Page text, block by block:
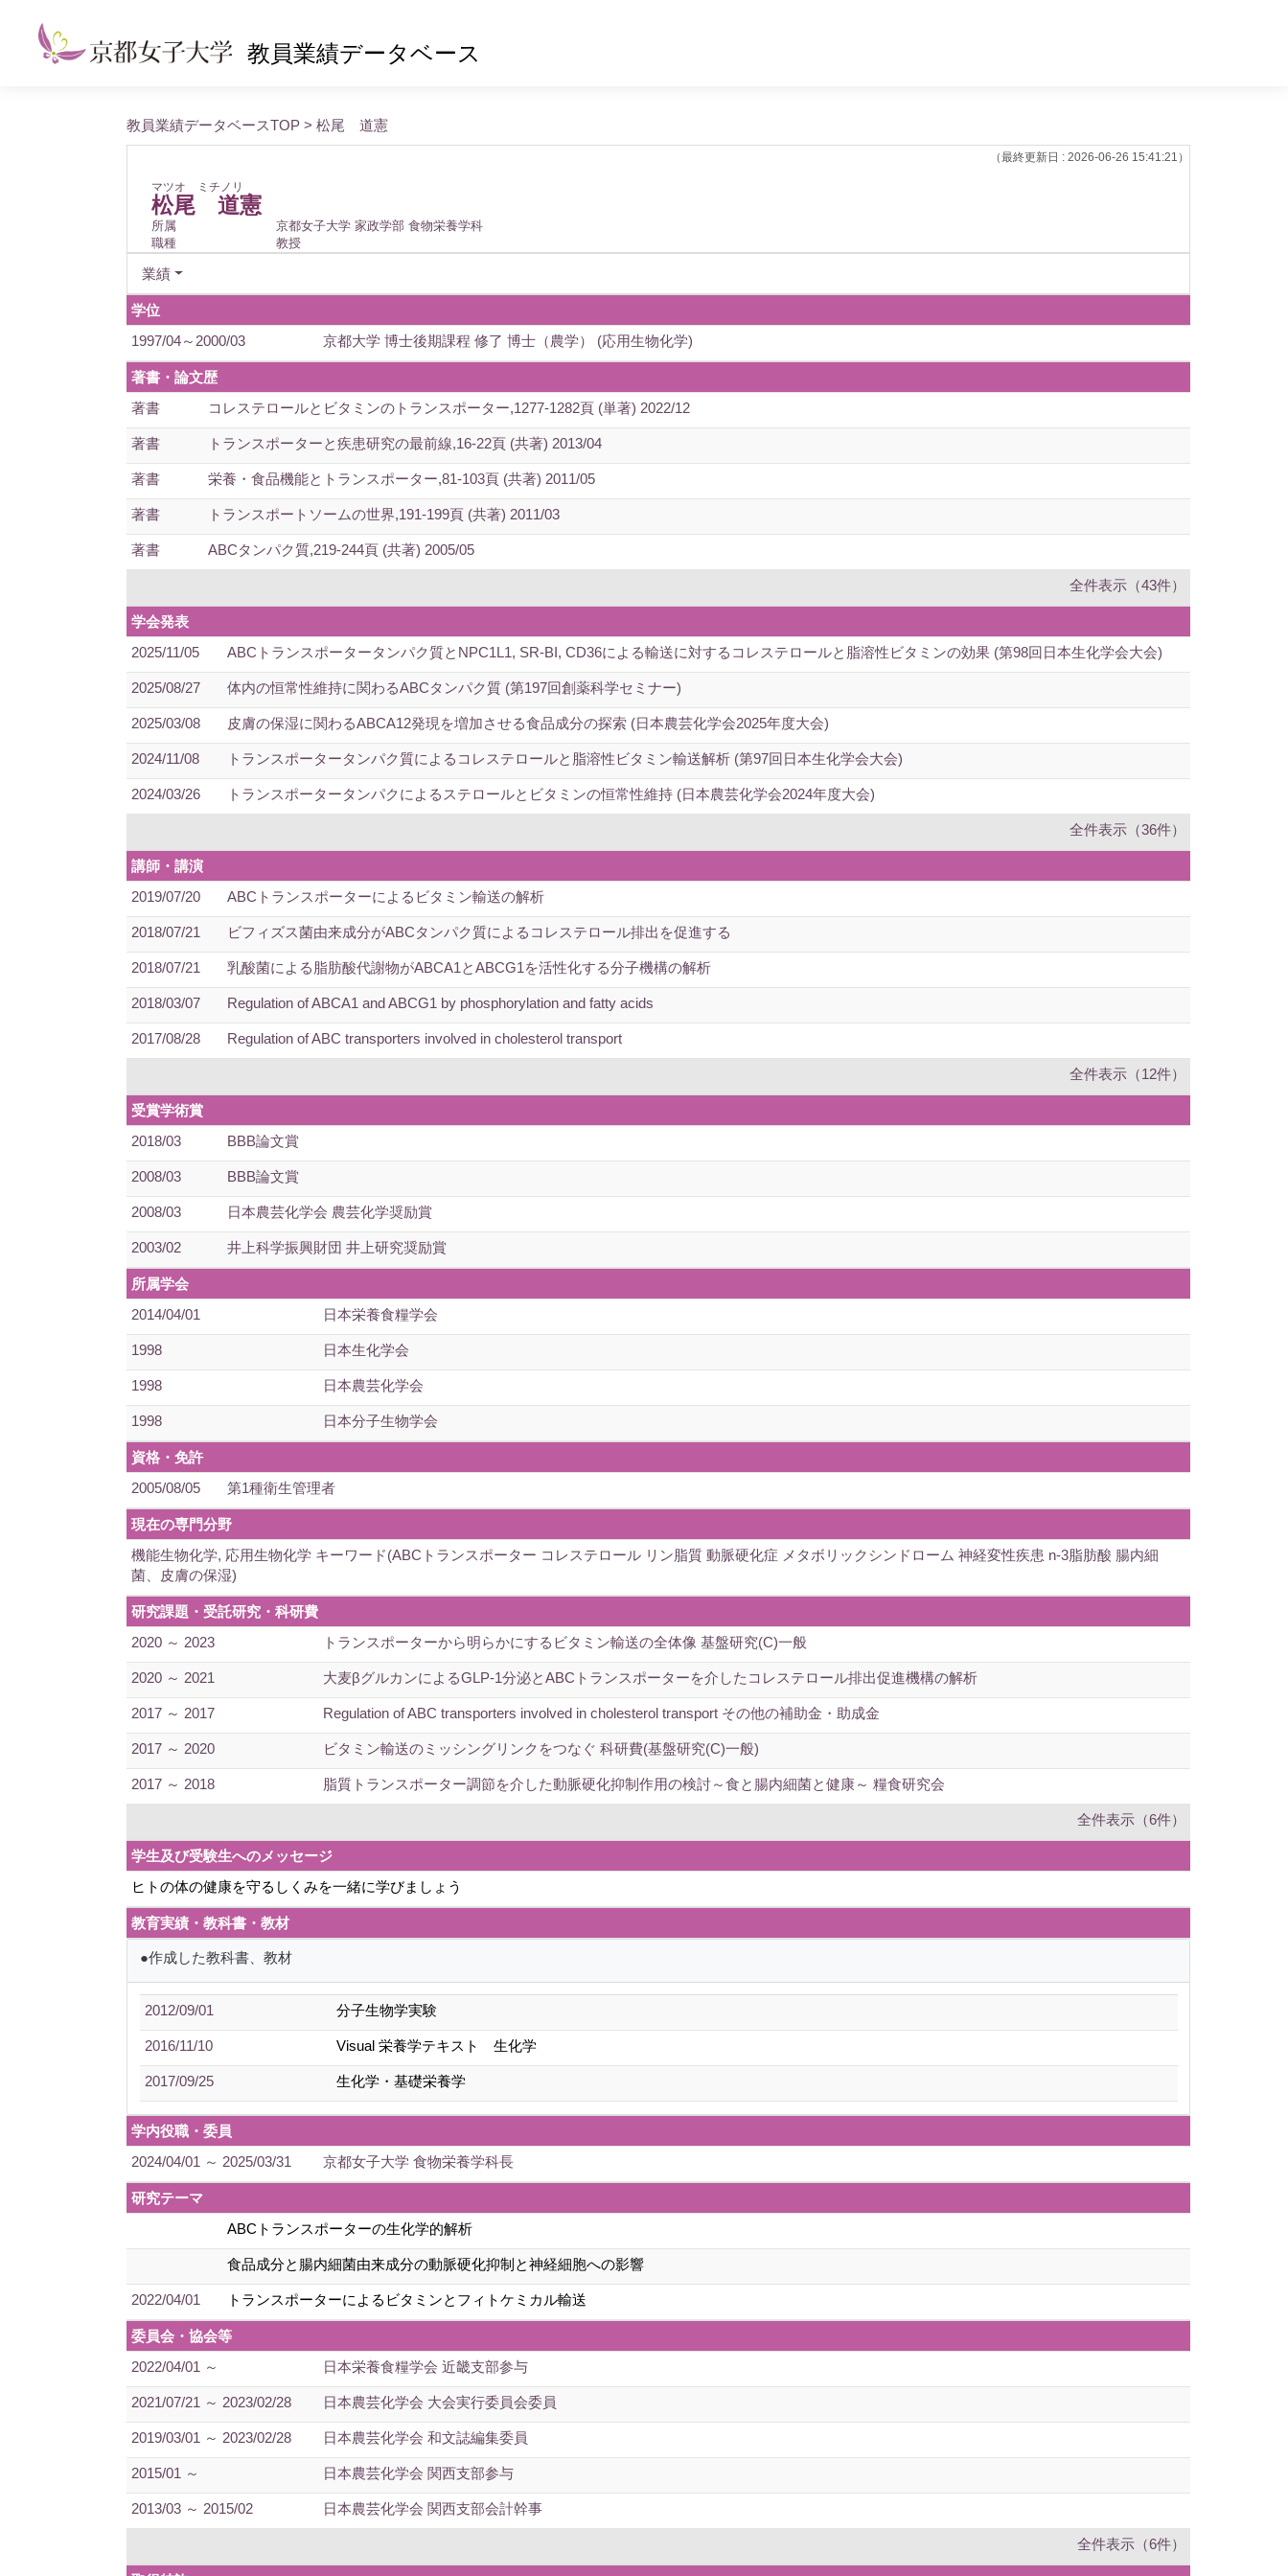
教員業績データベース
教員業績データベースTOP > 松尾 道憲
（最終更新日 : 2026-06-26 15:41:21）
マツオ ミチノリ
松尾 道憲
所属
京都女子大学 家政学部 食物栄養学科
職種
教授
業績
学位
1997/04～2000/03
京都大学 博士後期課程 修了 博士（農学） (応用生物化学)
著書・論文歴
著書
コレステロールとビタミンのトランスポーター,1277-1282頁 (単著) 2022/12
著書 トランスポーターと疾患研究の最前線,16-22頁 (共著) 2013/04
著書 栄養・食品機能とトランスポーター,81-103頁 (共著) 2011/05
著書 トランスポートソームの世界,191-199頁 (共著) 2011/03
著書 ABCタンパク質,219-244頁 (共著) 2005/05
全件表示（43件）
学会発表
2025/11/05
ABCトランスポータータンパク質とNPC1L1, SR-BI, CD36による輸送に対するコレステロールと脂溶性ビタミンの効果 (第98回日本生化学会大会)
2025/08/27 体内の恒常性維持に関わるABCタンパク質 (第197回創薬科学セミナー)
2025/03/08 皮膚の保湿に関わるABCA12発現を増加させる食品成分の探索 (日本農芸化学会2025年度大会)
2024/11/08 トランスポータータンパク質によるコレステロールと脂溶性ビタミン輸送解析 (第97回日本生化学会大会)
2024/03/26 トランスポータータンパクによるステロールとビタミンの恒常性維持 (日本農芸化学会2024年度大会)
全件表示（36件）
講師・講演
2019/07/20
ABCトランスポーターによるビタミン輸送の解析
2018/07/21 ビフィズス菌由来成分がABCタンパク質によるコレステロール排出を促進する
2018/07/21 乳酸菌による脂肪酸代謝物がABCA1とABCG1を活性化する分子機構の解析
2018/03/07 Regulation of ABCA1 and ABCG1 by phosphorylation and fatty acids
2017/08/28 Regulation of ABC transporters involved in cholesterol transport
全件表示（12件）
受賞学術賞
2018/03
BBB論文賞
2008/03 BBB論文賞
2008/03 日本農芸化学会 農芸化学奨励賞
2003/02 井上科学振興財団 井上研究奨励賞
所属学会
2014/04/01
日本栄養食糧学会
1998 日本生化学会
1998 日本農芸化学会
1998 日本分子生物学会
資格・免許
2005/08/05
第1種衛生管理者
現在の専門分野
機能生物化学, 応用生物化学 キーワード(ABCトランスポーター コレステロール リン脂質 動脈硬化症 メタボリックシンドローム 神経変性疾患 n-3脂肪酸 腸内細
菌、皮膚の保湿)
研究課題・受託研究・科研費
2020 ～ 2023
トランスポーターから明らかにするビタミン輸送の全体像 基盤研究(C)一般
2020 ～ 2021 大麦βグルカンによるGLP-1分泌とABCトランスポーターを介したコレステロール排出促進機構の解析
2017 ～ 2017 Regulation of ABC transporters involved in cholesterol transport その他の補助金・助成金
2017 ～ 2020 ビタミン輸送のミッシングリンクをつなぐ 科研費(基盤研究(C)一般)
2017 ～ 2018 脂質トランスポーター調節を介した動脈硬化抑制作用の検討～食と腸内細菌と健康～ 糧食研究会
全件表示（6件）
学生及び受験生へのメッセージ
ヒトの体の健康を守るしくみを一緒に学びましょう
教育実績・教科書・教材
●作成した教科書、教材
2012/09/01 分子生物学実験
2016/11/10 Visual 栄養学テキスト 生化学
2017/09/25 生化学・基礎栄養学
学内役職・委員
2024/04/01 ～ 2025/03/31
京都女子大学 食物栄養学科長
研究テーマ
ABCトランスポーターの生化学的解析
食品成分と腸内細菌由来成分の動脈硬化抑制と神経細胞への影響
2022/04/01 トランスポーターによるビタミンとフィトケミカル輸送
委員会・協会等
2022/04/01 ～
日本栄養食糧学会 近畿支部参与
2021/07/21 ～ 2023/02/28 日本農芸化学会 大会実行委員会委員
2019/03/01 ～ 2023/02/28 日本農芸化学会 和文誌編集委員
2015/01 ～ 日本農芸化学会 関西支部参与
2013/03 ～ 2015/02 日本農芸化学会 関西支部会計幹事
全件表示（6件）